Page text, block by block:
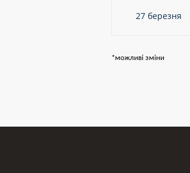
27 березня
*можливі зміни